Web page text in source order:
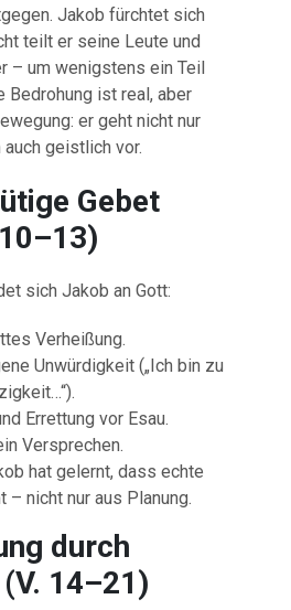
Jakobfürchtet sich
teilter seine Leuteund
–umwenigstenseinTeil
Bedrohung istreal,aber
ergehtnichtnur
auchgeistlichvor.
Gebet
10–13)
sichJakobanGott:
Verheißung.
Unwürdigkeit („Ichbin zu
Errettungvor Esau.
Versprechen.
hatgelernt,dassechte
–nichtnuraus Planung.
durch
V. 14–21)